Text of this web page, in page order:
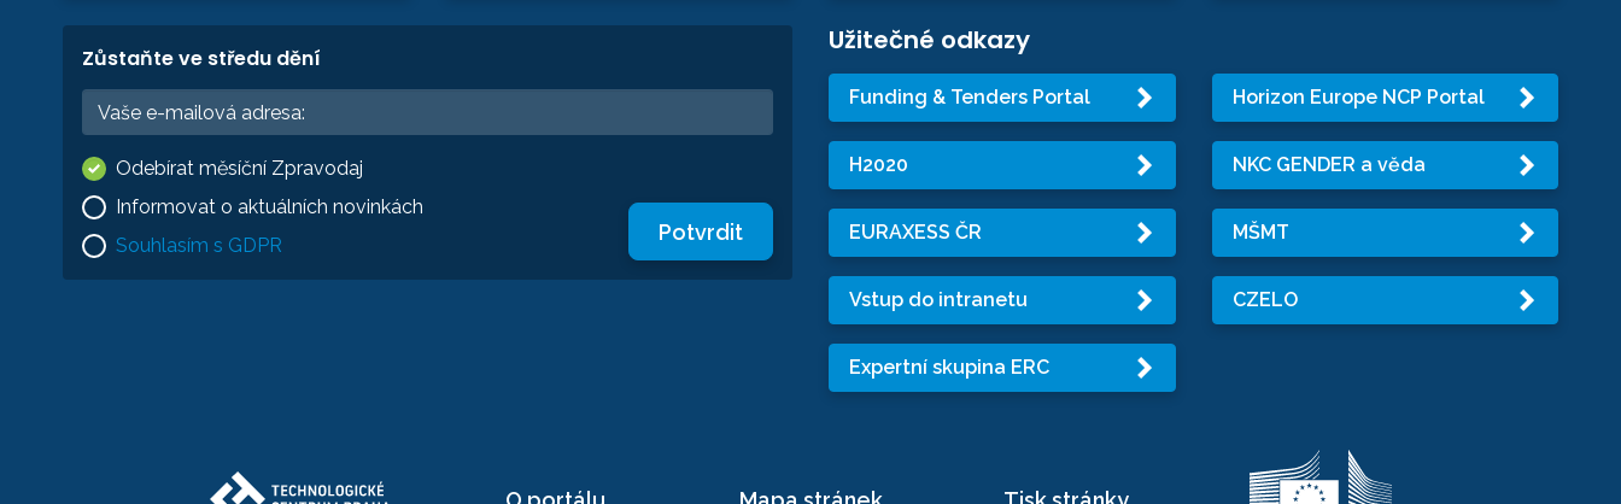
Zůstaňte ve středu dění
Odebírat měsíční Zpravodaj
Informovat o aktuálních novinkách
Souhlasím s GDPR
Potvrdit
Užitečné odkazy
Funding & Tenders Portal Horizon Europe NCP Portal
H2020 NKC GENDER a věda
EURAXESS ČR MŠMT
Vstup do intranetu CZELO
Expertní skupina ERC